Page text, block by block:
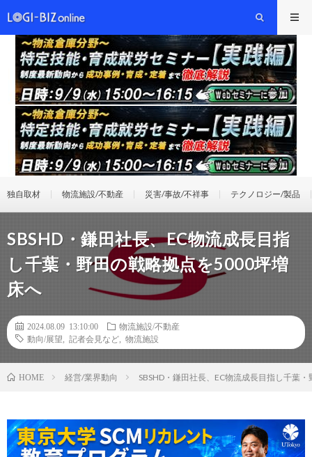
独自取材 物流施設/不動産 災害/事故/不祥事 テクノロジー/製品
SBSHD・鎌田社長、EC物流成長目指
し千葉・野田の戦略拠点を5000坪増
床へ
2024.08.09 13:10:00
物流施設/不動産
動向/展望
記者会見など 物流施設
HOME 経営/業界動向 SBSHD・鎌田社長、EC物流成長目指し千葉